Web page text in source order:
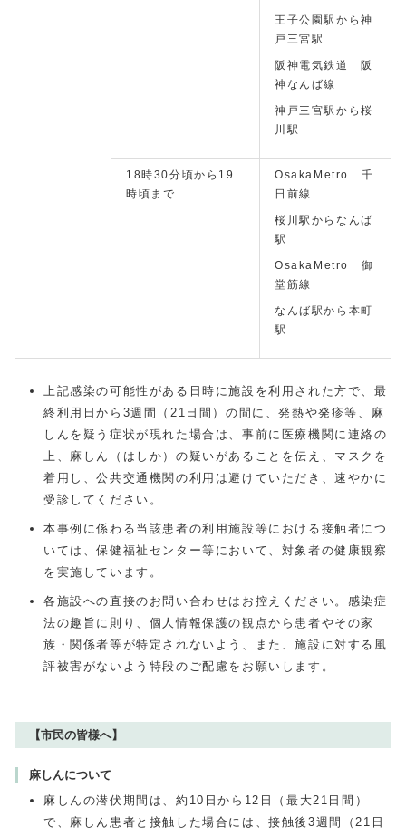
王子公園駅から神
戸三宮駅
阪神電気鉄道 阪
神なんば線
神戸三宮駅から桜
川駅
18時30分頃から19
時頃まで
OsakaMetro 千
日前線
桜川駅からなんば
駅
OsakaMetro 御
堂筋線
なんば駅から本町
駅
上記感染の可能性がある日時に施設を利用された方で、最
終利用日から3週間（21日間）の間に、発熱や発疹等、麻
しんを疑う症状が現れた場合は、事前に医療機関に連絡の
上、麻しん（はしか）の疑いがあることを伝え、マスクを
着用し、公共交通機関の利用は避けていただき、速やかに
受診してください。
本事例に係わる当該患者の利用施設等における接触者につ
いては、保健福祉センター等において、対象者の健康観察
を実施しています。
各施設への直接のお問い合わせはお控えください。感染症
法の趣旨に則り、個人情報保護の観点から患者やその家
族・関係者等が特定されないよう、また、施設に対する風
評被害がないよう特段のご配慮をお願いします。
【市民の皆様へ】
麻しんについて
麻しんの潜伏期間は、約10日から12日（最大21日間）
で、麻しん患者と接触した場合には、接触後3週間（21日